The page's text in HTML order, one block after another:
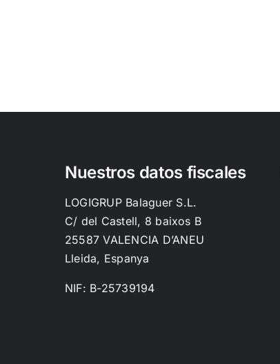
Nuestros datos fiscales
LOGIGRUP Balaguer S.L.
C/ del Castell, 8 baixos B
25587 VALENCIA D’ANEU
Lleida, Espanya
NIF: B-25739194